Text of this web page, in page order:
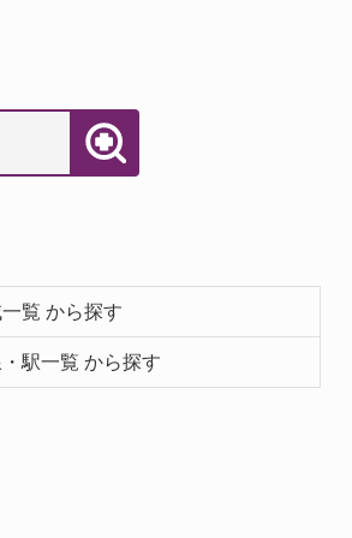
覧 から探す
駅一覧 から探す